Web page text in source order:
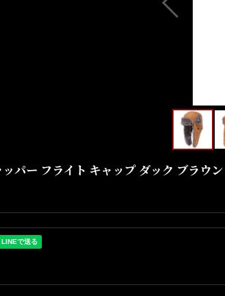
パー フライト キャップ ダック ブラウ
定番のNewEra(ニューエラ)より、
Duck Capが入荷です！
かな風合いのシンセティックファーを採用したト